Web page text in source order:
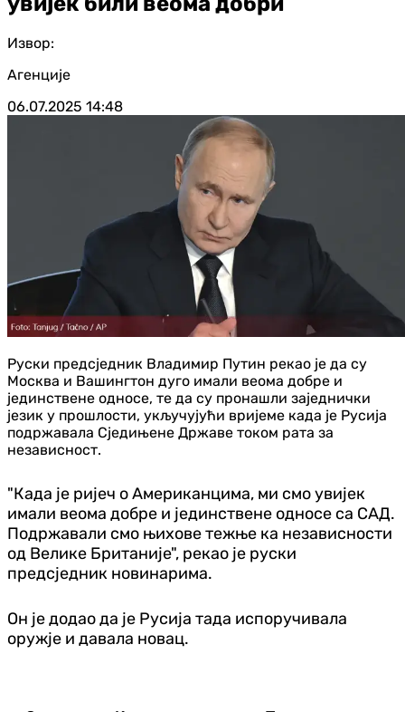
Извор:
Агенције
06.07.2025 14:48
Руски предсједник Владимир Путин рекао је да су
Москва и Вашингтон дуго имали веома добре и
јединствене односе, те да су пронашли заједнички
језик у прошлости, укључујући вријеме када је Русија
подржавала Сједињене Државе током рата за
независност.
"Када је ријеч о Американцима, ми смо увијек
имали веома добре и јединствене односе са САД.
Подржавали смо њихове тежње ка независности
од Велике Британије", рекао је руски
предсједник новинарима.
Он је додао да је Русија тада испоручивала
оружје и давала новац.